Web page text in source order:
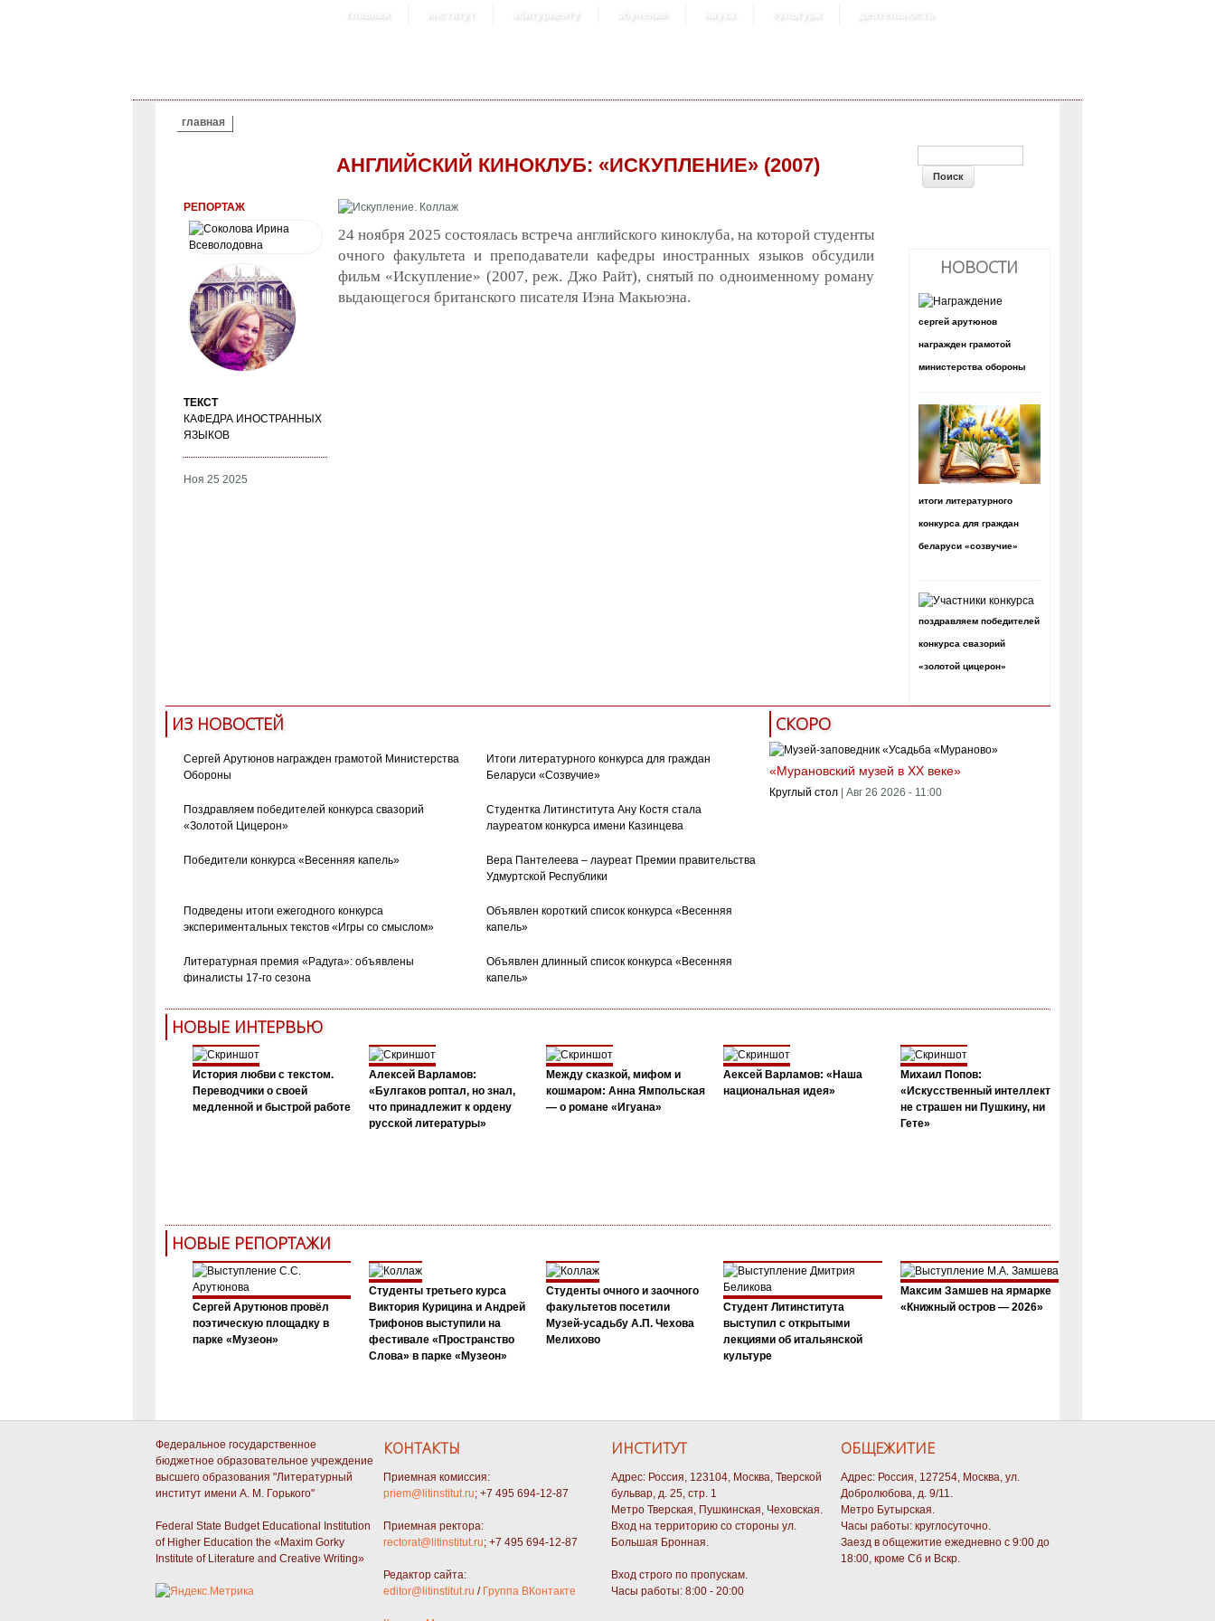
главная институт абитуриенту обучение наука культура деятельность
ВЫ ЗДЕСЬ
главная
АНГЛИЙСКИЙ КИНОКЛУБ: «ИСКУПЛЕНИЕ» (2007)
РЕПОРТАЖ
ТЕКСТ
КАФЕДРА ИНОСТРАННЫХ
ЯЗЫКОВ
Ноя 25 2025
24 ноября 2025 состоялась встреча английского киноклуба, на которой студенты
очного факультета и преподаватели кафедры иностранных языков обсудили
фильм «Искупление» (2007, реж. Джо Райт), снятый по одноименному роману
выдающегося британского писателя Иэна Макьюэна.
ФОРМА ПОИСКА
НОВОСТИ
сергей арутюнов
награжден грамотой
министерства обороны
итоги литературного
конкурса для граждан
беларуси «созвучие»
поздравляем победителей
конкурса свазорий
«золотой цицерон»
ИЗ НОВОСТЕЙ
Сергей Арутюнов награжден грамотой Министерства
Обороны
Итоги литературного конкурса для граждан
Беларуси «Созвучие»
Поздравляем победителей конкурса свазорий
«Золотой Цицерон»
Студентка Литинститута Ану Костя стала
лауреатом конкурса имени Казинцева
Победители конкурса «Весенняя капель»
Вера Пантелеева – лауреат Премии правительства
Удмуртской Республики
Подведены итоги ежегодного конкурса
экспериментальных текстов «Игры со смыслом»
Объявлен короткий список конкурса «Весенняя
капель»
Литературная премия «Радуга»: объявлены
финалисты 17-го сезона
Объявлен длинный список конкурса «Весенняя
капель»
СКОРО
«Мурановский музей в XX веке»
Круглый стол Авг 26 2026 - 11:00
НОВЫЕ ИНТЕРВЬЮ
История любви с текстом.
Переводчики о своей
медленной и быстрой работе
Алексей Варламов:
«Булгаков роптал, но знал,
что принадлежит к ордену
русской литературы»
Между сказкой, мифом и
кошмаром: Анна Ямпольская
— о романе «Игуана»
Аексей Варламов: «Наша
национальная идея»
Михаил Попов:
«Искусственный интеллект
не страшен ни Пушкину, ни
Гете»
НОВЫЕ РЕПОРТАЖИ
Сергей Арутюнов провёл
поэтическую площадку в
парке «Музеон»
Студенты третьего курса
Виктория Курицина и Андрей
Трифонов выступили на
фестивале «Пространство
Слова» в парке «Музеон»
Студенты очного и заочного
факультетов посетили
Музей-усадьбу А.П. Чехова
Мелихово
Студент Литинститута
выступил с открытыми
лекциями об итальянской
культуре
Максим Замшев на ярмарке
«Книжный остров — 2026»
Федеральное государственное
бюджетное образовательное учреждение
высшего образования "Литературный
институт имени А. М. Горького"
Federal State Budget Educational Institution
of Higher Education the «Maxim Gorky
Institute of Literature and Creative Writing»
КОНТАКТЫ
Приемная комиссия:
priem@litinstitut.ru; +7 495 694-12-87
Приемная ректора:
rectorat@litinstitut.ru; +7 495 694-12-87
Редактор сайта:
editor@litinstitut.ru / Группа ВКонтакте
ИНСТИТУТ
Адрес: Россия, 123104, Москва, Тверской
бульвар, д. 25, стр. 1
Метро Тверская, Пушкинская, Чеховская.
Вход на территорию со стороны ул.
Большая Бронная.
Вход строго по пропускам.
Часы работы: 8:00 - 20:00
ОБЩЕЖИТИЕ
Адрес: Россия, 127254, Москва, ул.
Добролюбова, д. 9/11.
Метро Бутырская.
Часы работы: круглосуточно.
Заезд в общежитие ежедневно с 9:00 до
18:00, кроме Сб и Вскр.